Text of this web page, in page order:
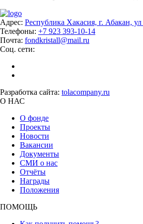
Адрес: Республика Хакасия, г. Абакан,
Телефоны: +7 923 393-10-14
Почта: fondkristall@mail.ru
Соц. сети:
Разработка сайта: tolacompany.ru
О НАС
О фонде
Проекты
Новости
Вакансии
Документы
СМИ о нас
Отчёты
Награды
Положения
ПОМОЩЬ